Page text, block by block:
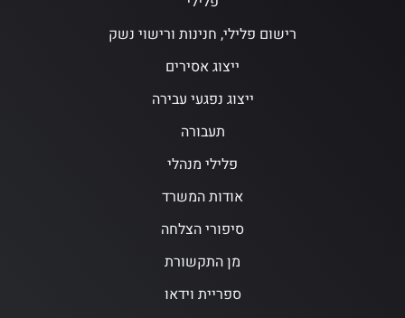
רישום פלילי, חנינות ורישוי נשק
ייצוג אסירים
ייצוג נפגעי עבירה
תעבורה
פלילי מנהלי
אודות המשרד
סיפורי הצלחה
מן התקשורת
ספריית וידאו